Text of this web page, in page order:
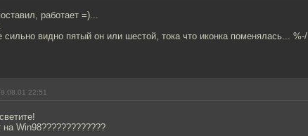
работает =)...
сильно видно пятый он или шестой, тока что иконка поменялась... %-/
22:51
на Win98?????????????